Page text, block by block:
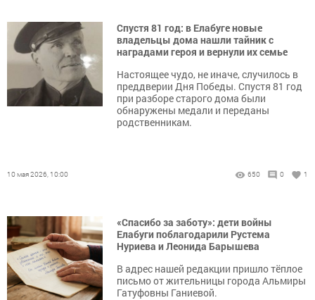
Спустя 81 год: в Елабуге новые
владельцы дома нашли тайник с
наградами героя и вернули их семье
Настоящее чудо, не иначе, случилось в
преддверии Дня Победы. Спустя 81 год
при разборе старого дома были
обнаружены медали и переданы
родственникам.
10 мая 2026, 10:00 650 0 1
«Спасибо за заботу»: дети войны
Елабуги поблагодарили Рустема
Нуриева и Леонида Барышева
В адрес нашей редакции пришло тёплое
письмо от жительницы города Альмиры
Гатуфовны Ганиевой.